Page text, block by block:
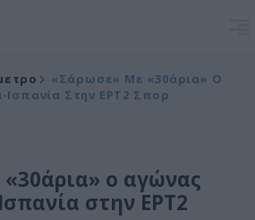
«Σάρωσε» Με «30άρια» Ο
Στην ΕΡΤ2 Σπορ
ο αγώνας
στην ΕΡΤ2